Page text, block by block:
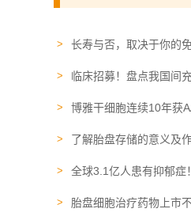
长寿与否，取决于你的
临床招募！盘点我国间
博雅干细胞连续10年获
了解胎盘存储的意义及
全球3.1亿人患有抑郁症
胎盘细胞治疗药物上市